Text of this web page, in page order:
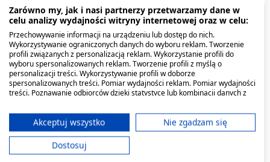
Opis produktu
Kosmetyk zawiera naturalnewyciągi z aloesu i
nagietka,które poprawiają jędrność, elastyczność
skóry oraz łagodzą wszelkie podrażnienia. W
efekcie skóra jest nawilżona, zregenerowana.
detergentów na skórę.
Kiedy stosować produkt?
Zarówno my, jak i nasi partnerzy przetwarzamy dane w
celu analizy wydajności witryny internetowej oraz w celu:
Przechowywanie informacji na urządzeniu lub dostęp do nich.
Wykorzystywanie ograniczonych danych do wyboru reklam. Tworzenie
profili związanych z personalizacją reklam. Wykorzystanie profili do
wyboru spersonalizowanych reklam. Tworzenie profili z myślą o
personalizacji treści. Wykorzystywanie profili w doborze
spersonalizowanych treści. Pomiar wydajności reklam. Pomiar wydajności
treści. Poznawanie odbiorców dzięki statystyce lub kombinacji danych z
ograniczonych danych do wyboru treści.
Dane mogą być udostępniane poza Unię Europejską i wysyłane do USA.
Twoja zgoda i polityka cookie dotyczą wyłącznie tej witryny/aplikacji.
Wyświetl listę partnerów (11 dostawców IAB)
Akceptuj wszystko
Nie zgadzam się
Dostosuj